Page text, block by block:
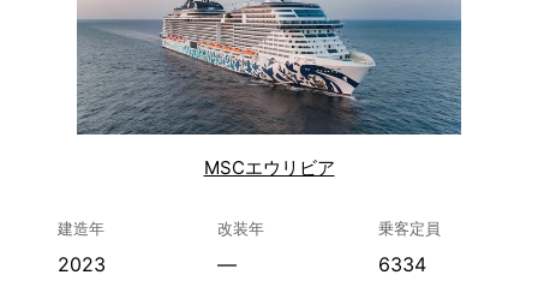
MSCエウリビア
建造年
2023
改装年
—
乗客定員
6334